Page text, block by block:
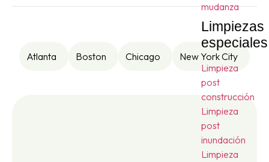
mudanza
Limpiezas
especiales
Limpieza
post
construcción
Limpieza
post
inundación
Limpieza
Atlanta Boston Chicago New York City